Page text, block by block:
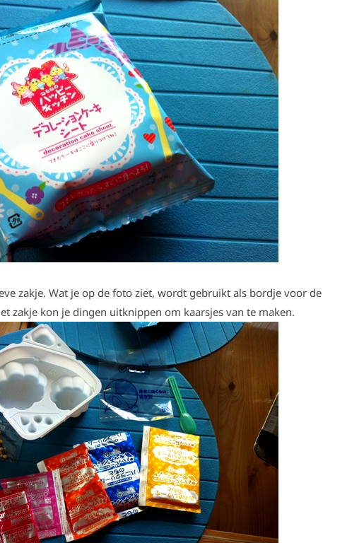
zakje. Wat je op de foto ziet, wordt gebruikt als bordje voor de
zakje kon je dingen uitknippen om kaarsjes van te maken.